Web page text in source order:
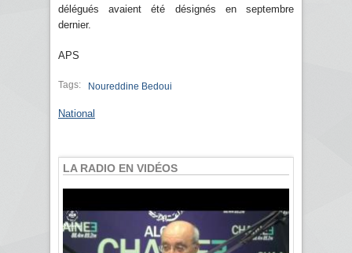
délégués avaient été désignés en septembre
dernier.
APS
Tags: Noureddine Bedoui
National
LA RADIO EN VIDÉOS